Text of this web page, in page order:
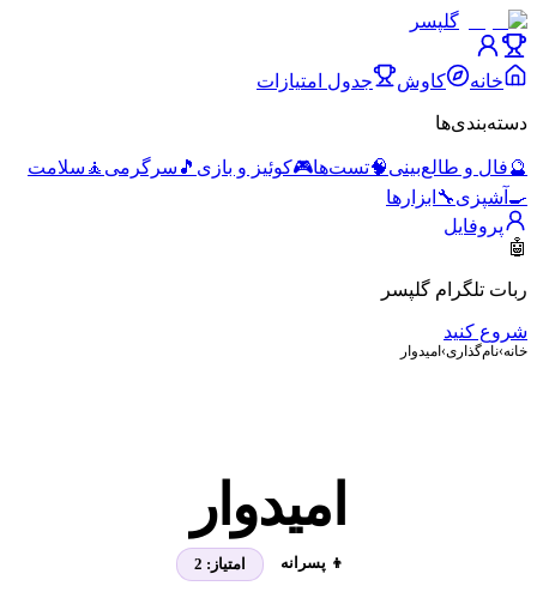
گلپسر
خانه کاوش جدول امتیازات
دسته‌بندی‌ها
🔮فال و طالع‌بینی🧠تست‌ها🎮کوئیز و بازی 🎵 سرگرمی 🧘 سلامت
🍳 آشپزی🔧 ابزارها
پروفایل
🤖
ربات تلگرام گلپسر
شروع کنید
خانه›نام‌گذاری› امیدوار
امیدوار
👦 پسرانه امتیاز: 2